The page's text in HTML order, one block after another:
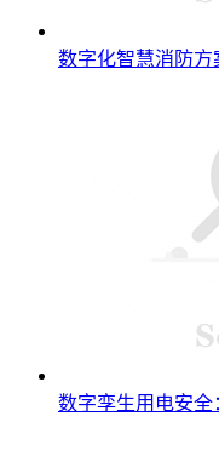
数字化智慧消防
数字孪生用电安